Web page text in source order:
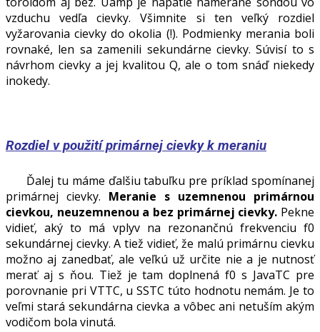
vzduchu vedľa cievky. Všimnite si ten veľký rozdiel
vyžarovania cievky do okolia (!). Podmienky merania boli
rovnaké, len sa zamenili sekundárne cievky. Súvisí to s
návrhom cievky a jej kvalitou Q, ale o tom snáď niekedy
inokedy.
Rozdiel v použití primárnej cievky k meraniu
Ďalej tu máme ďalšiu tabuľku pre príklad spomínanej
primárnej cievky. Meranie s uzemnenou primárnou
cievkou, neuzemnenou a bez primárnej cievky. Pekne
vidieť, aký to má vplyv na rezonančnú frekvenciu f0
sekundárnej cievky. A tiež vidieť, že malú primárnu cievku
možno aj zanedbať, ale veľkú už určite nie a je nutnosť
merať aj s ňou. Tiež je tam doplnená f0 s JavaTC pre
porovnanie pri VTTC, u SSTC túto hodnotu nemám. Je to
veľmi stará sekundárna cievka a vôbec ani netuším akým
vodičom bola vinutá.